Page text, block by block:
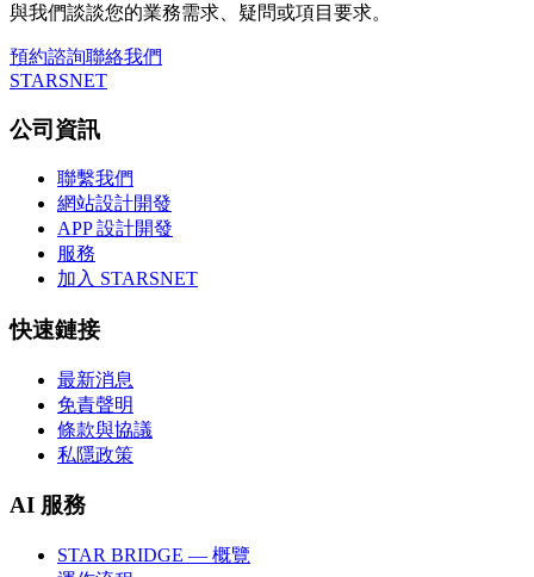
與我們談談您的業務需求、疑問或項目要求。
預約諮詢聯絡我們
STARSNET
公司資訊
聯繫我們
網站設計開發
APP 設計開發
服務
加入 STARSNET
快速鏈接
最新消息
免責聲明
條款與協議
私隱政策
AI 服務
STAR BRIDGE — 概覽